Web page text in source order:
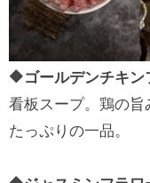
🔶ゴールデンチキ
看板スープ。鶏の
たっぷりの一品。